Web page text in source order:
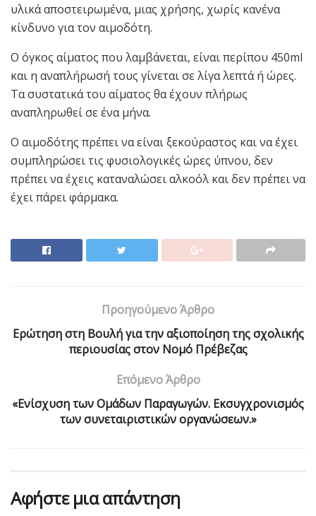
υλικά αποστειρωμένα, μιας χρήσης, χωρίς κανένα
κίνδυνο για τον αιμοδότη.
Ο όγκος αίματος που λαμβάνεται, είναι περίπου 450ml
και η αναπλήρωσή τους γίνεται σε λίγα λεπτά ή ώρες.
Τα συστατικά του αίματος θα έχουν πλήρως
αναπληρωθεί σε ένα μήνα.
Ο αιμοδότης πρέπει να είναι ξεκούραστος και να έχει
συμπληρώσει τις φυσιολογικές ώρες ύπνου, δεν
πρέπει να έχεις καταναλώσει αλκοόλ και δεν πρέπει να
έχει πάρει φάρμακα.
Προηγούμενο Άρθρο
Ερώτηση στη Βουλή για την αξιοποίηση της σχολικής
περιουσίας στον Νομό Πρέβεζας
Επόμενο Άρθρο
«Ενίσχυση των Ομάδων Παραγωγών. Εκσυγχρονισμός
των συνεταιριστικών οργανώσεων.»
Αφήστε μια απάντηση